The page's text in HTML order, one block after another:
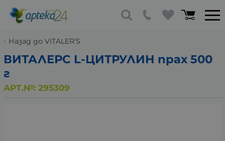
Назад до VITALER'S
ВИТАЛЕРС L-ЦИТРУЛИН прах 500
г
АРТ.№: 295309